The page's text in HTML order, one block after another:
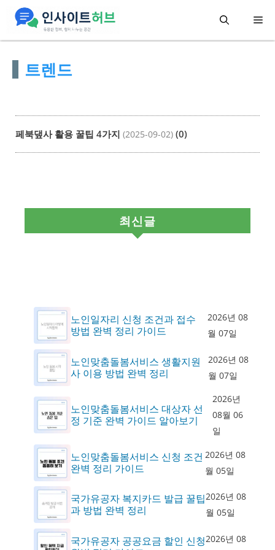
메
트렌드
페북댚사 활용 꿀팁 4가지 (2025-09-02) (0)
최신글
노인일자리 신청 조건과 접수
방법 완벽 정리 가이드
2026년 08
월 07일
노인맞춤돌봄서비스 생활지원
사 이용 방법 완벽 정리
2026년 08
월 07일
노인맞춤돌봄서비스 대상자 선
정 기준 완벽 가이드 알아보기
2026년
08월 06
일
노인맞춤돌봄서비스 신청 조건
완벽 정리 가이드
2026년 08
월 05일
국가유공자 복지카드 발급 꿀팁
과 방법 완벽 정리
2026년 08
월 05일
국가유공자 공공요금 할인 신청2026년 08